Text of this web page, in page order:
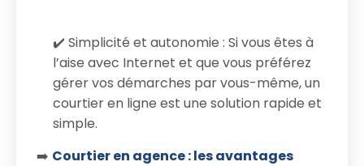
✔️ Simplicité et autonomie : Si vous êtes à
l’aise avec Internet et que vous préférez
gérer vos démarches par vous-même, un
courtier en ligne est une solution rapide et
simple.
➡️ Courtier en agence : les avantages